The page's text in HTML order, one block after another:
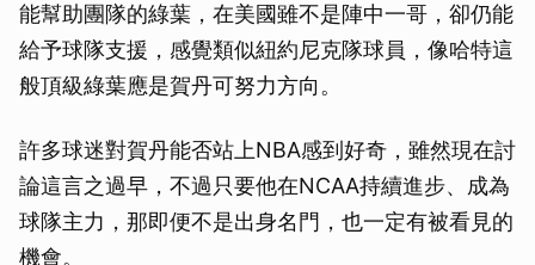
能幫助團隊的綠葉，在美國雖不是陣中一哥，卻仍能
給予球隊支援，感覺類似紐約尼克隊球員，像哈特這
般頂級綠葉應是賀丹可努力方向。
許多球迷對賀丹能否站上NBA感到好奇，雖然現在討
論這言之過早，不過只要他在NCAA持續進步、成為
球隊主力，那即便不是出身名門，也一定有被看見的
機會。